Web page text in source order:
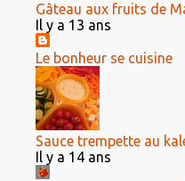
Gâteau aux fruits de
Il y a 13 ans
Le bonheur se cuisine
Sauce trempette au
Il y a 14 ans